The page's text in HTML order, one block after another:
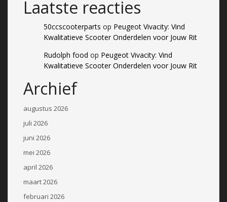
Laatste reacties
50ccscooterparts op Peugeot Vivacity: Vind
Kwalitatieve Scooter Onderdelen voor Jouw Rit
Rudolph food op Peugeot Vivacity: Vind
Kwalitatieve Scooter Onderdelen voor Jouw Rit
Archief
augustus 2026
juli 2026
juni 2026
mei 2026
april 2026
maart 2026
februari 2026